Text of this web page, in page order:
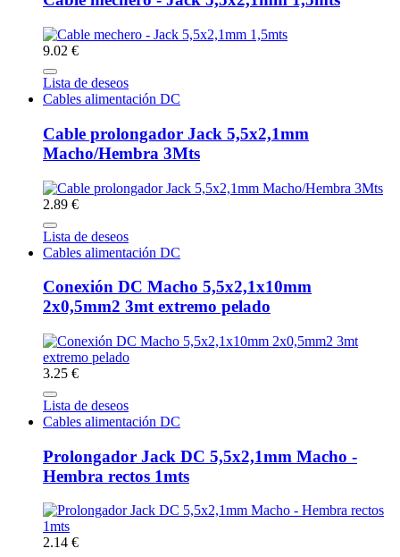
9.02 €
Lista de deseos
Cables alimentación DC
Cable prolongador Jack 5,5x2,1mm
Macho/Hembra 3Mts
2.89 €
Lista de deseos
Cables alimentación DC
Conexión DC Macho 5,5x2,1x10mm
2x0,5mm2 3mt extremo pelado
3.25 €
Lista de deseos
Cables alimentación DC
Prolongador Jack DC 5,5x2,1mm Macho -
Hembra rectos 1mts
2.14 €